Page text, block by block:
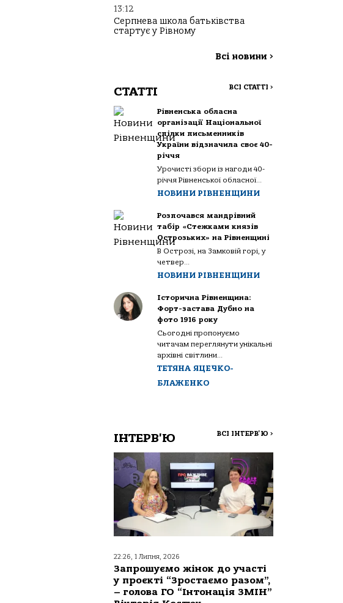
13:12
Серпнева школа батьківства
стартує у Рівному
Всі новини >
СТАТТІ ВСІ СТАТТІ >
Рівненська обласна
організації Національної
спілки письменників
України відзначила своє 40-
річчя
Урочисті збори із нагоди 40-
річчя Рівненської обласної...
НОВИНИ РІВНЕНЩИНИ
Розпочався мандрівний
табір «Стежками князів
Острозьких» на Рівненщині
В Острозі, на Замковій горі, у
четвер...
НОВИНИ РІВНЕНЩИНИ
Історична Рівненщина:
Форт-застава Дубно на
фото 1916 року
Сьогодні пропонуємо
читачам переглянути унікальні
архівні світлини...
ТЕТЯНА ЯЦЕЧКО-
БЛАЖЕНКО
ІНТЕРВ'Ю ВСІ ІНТЕРВ'Ю >
22:26, 1 Липня, 2026
Запрошуємо жінок до участі
у проєкті “Зростаємо разом”,
– голова ГО “Інтонація ЗМІН”